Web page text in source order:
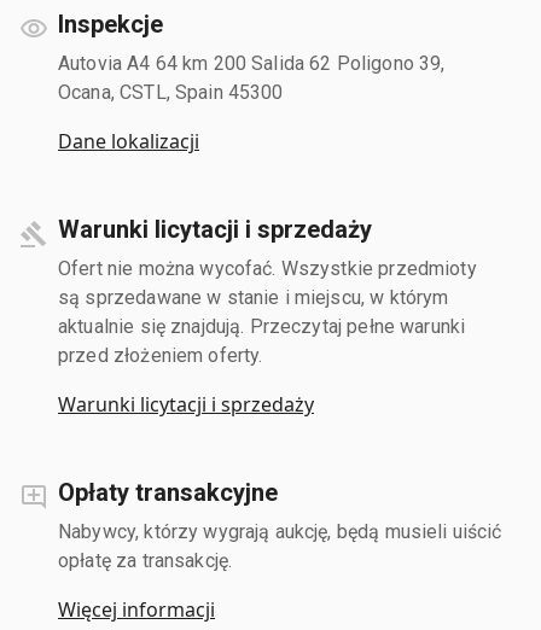
Inspekcje
Autovia A4 64 km 200 Salida 62 Poligono 39,
Ocana, CSTL, Spain 45300
Dane lokalizacji
Warunki licytacji i sprzedaży
Ofert nie można wycofać. Wszystkie przedmioty
są sprzedawane w stanie i miejscu, w którym
aktualnie się znajdują. Przeczytaj pełne warunki
przed złożeniem oferty.
Warunki licytacji i sprzedaży
Opłaty transakcyjne
Nabywcy, którzy wygrają aukcję, będą musieli uiścić
opłatę za transakcję.
Więcej informacji